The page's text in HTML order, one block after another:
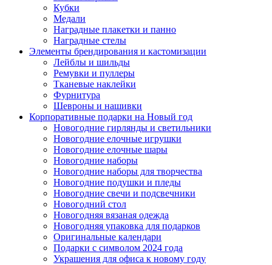
Кубки
Медали
Наградные плакетки и панно
Наградные стелы
Элементы брендирования и кастомизации
Лейблы и шильды
Ремувки и пуллеры
Тканевые наклейки
Фурнитура
Шевроны и нашивки
Корпоративные подарки на Новый год
Новогодние гирлянды и светильники
Новогодние елочные игрушки
Новогодние елочные шары
Новогодние наборы
Новогодние наборы для творчества
Новогодние подушки и пледы
Новогодние свечи и подсвечники
Новогодний стол
Новогодняя вязаная одежда
Новогодняя упаковка для подарков
Оригинальные календари
Подарки с символом 2024 года
Украшения для офиса к новому году